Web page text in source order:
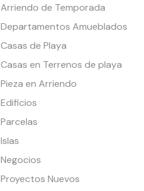
Arriendo de Temporada
Departamentos Amueblados
Casas de Playa
Casas en Terrenos de playa
Pieza en Arriendo
Edificios
Parcelas
Islas
Negocios
Proyectos Nuevos